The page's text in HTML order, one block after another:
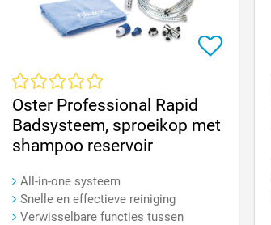
Gemiddelde waardering van 0 van 5 sterren
Oster Professional Rapid
Badsysteem, sproeikop met
shampoo reservoir
All-in-one systeem
Snelle en effectieve reiniging
Verwisselbare functies tussen